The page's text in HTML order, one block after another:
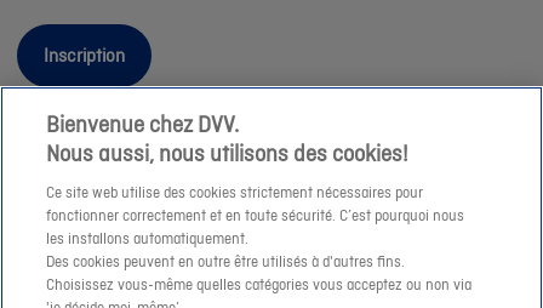
Inscription
Informations légales
Durabilité
Sitemap
Nos conseillers
Bienvenue chez DVV.
Nous aussi, nous utilisons des cookies!
Ce site web utilise des cookies strictement nécessaires pour
fonctionner correctement et en toute sécurité. C’est pourquoi nous
les installons automatiquement.
Des cookies peuvent en outre être utilisés à d'autres fins.
Choisissez vous-même quelles catégories vous acceptez ou non via